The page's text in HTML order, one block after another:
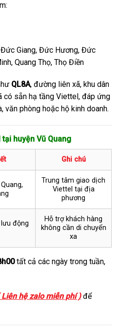
Giang, Đức Hương, Đức
Quang Thọ, Thọ Điền
QL8A, đường liên xã, khu dân
có sẵn hạ tầng Viettel, đáp ứng
văn phòng hoặc hộ kinh doanh.
huyện Vũ Quang
Ghi chú
Trung tâm giao dịch
Viettel tại địa
phương
động
Hỗ trợ khách hàng
không cần di chuyển
xa
tất cả các ngày trong tuần,
hệ zalo miễn phí )để